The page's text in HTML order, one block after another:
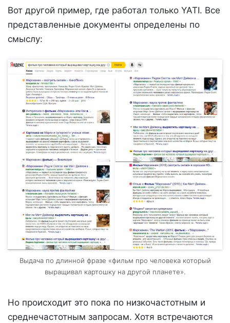
Вот другой пример, где работал только YATI. Все
представленные документы определены по
смыслу:
Выдача по длинной фразе «фильм про человека который
выращивал картошку на другой планете».
Но происходит это пока по низкочастотным и
среднечастотным запросам. Хотя встречаются